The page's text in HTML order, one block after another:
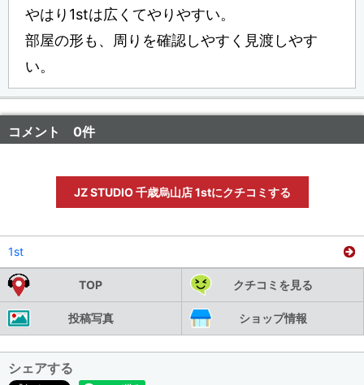
やはり1stは広くてやりやすい。
部屋の形も、周りを確認しやすく見渡しやす
い。
コメント 0件
JZ STUDIO 千歳烏山店 1stにクチコミする
1st
TOP クチコミを見る
投稿写真 ショップ情報
シェアする